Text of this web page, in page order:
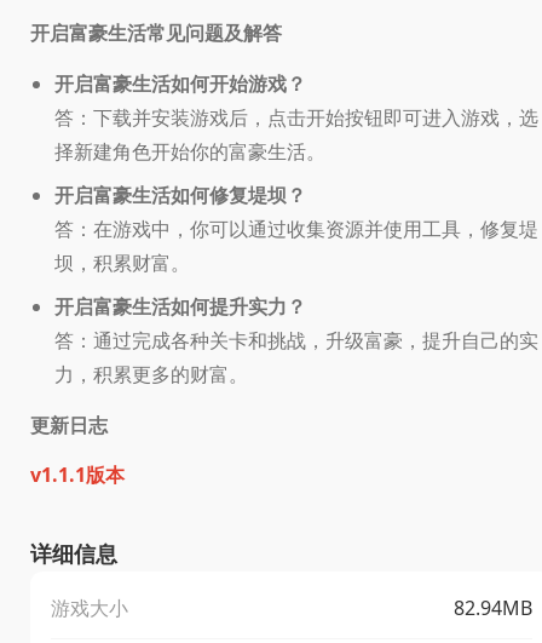
开启富豪生活常见问题及解答
开启富豪生活如何开始游戏？
答：下载并安装游戏后，点击开始按钮即可进入游戏，选
择新建角色开始你的富豪生活。
开启富豪生活如何修复堤坝？
答：在游戏中，你可以通过收集资源并使用工具，修复堤
坝，积累财富。
开启富豪生活如何提升实力？
答：通过完成各种关卡和挑战，升级富豪，提升自己的实
力，积累更多的财富。
更新日志
v1.1.1版本
详细信息
游戏大小 82.94MB